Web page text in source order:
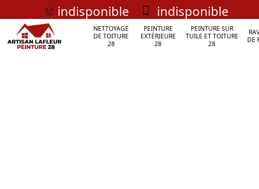
indisponible indisponible
NETTOYAGE
DE TOITURE
28
PEINTURE
EXTÉRIEURE
28
PEINTURE SUR
TUILE ET TOITURE
28
DE